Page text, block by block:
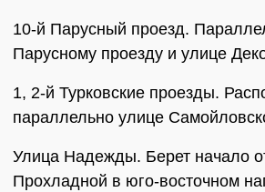
10-й Парусный проезд.
Парусному проезду и улице
1, 2-й Турковские проезды.
параллельно улице
Улица Надежды. Берет начало
Прохладной в юго-восточном